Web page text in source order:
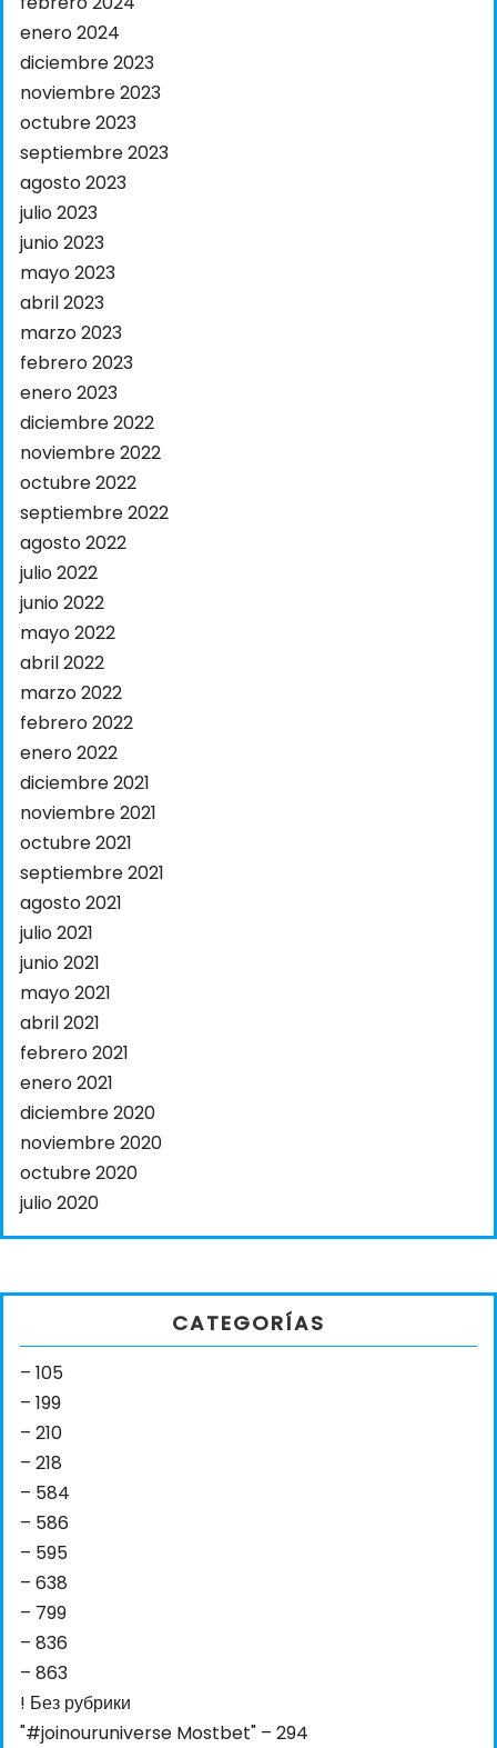
enero 2024
diciembre 2023
noviembre 2023
octubre 2023
septiembre 2023
agosto 2023
julio 2023
junio 2023
mayo 2023
abril 2023
marzo 2023
febrero 2023
enero 2023
diciembre 2022
noviembre 2022
octubre 2022
septiembre 2022
agosto 2022
julio 2022
junio 2022
mayo 2022
abril 2022
marzo 2022
febrero 2022
enero 2022
diciembre 2021
noviembre 2021
octubre 2021
septiembre 2021
agosto 2021
julio 2021
junio 2021
mayo 2021
abril 2021
febrero 2021
enero 2021
diciembre 2020
noviembre 2020
octubre 2020
julio 2020
CATEGORÍAS
– 105
– 199
– 210
– 218
– 584
– 586
– 595
– 638
– 799
– 836
– 863
! Без рубрики
"#joinouruniverse Mostbet" – 294